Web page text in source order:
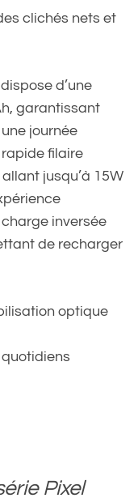
clichés nets et
d’une
garantissant
journée
filaire
jusqu’à 15W
inversée
de recharger
optique
Pixel